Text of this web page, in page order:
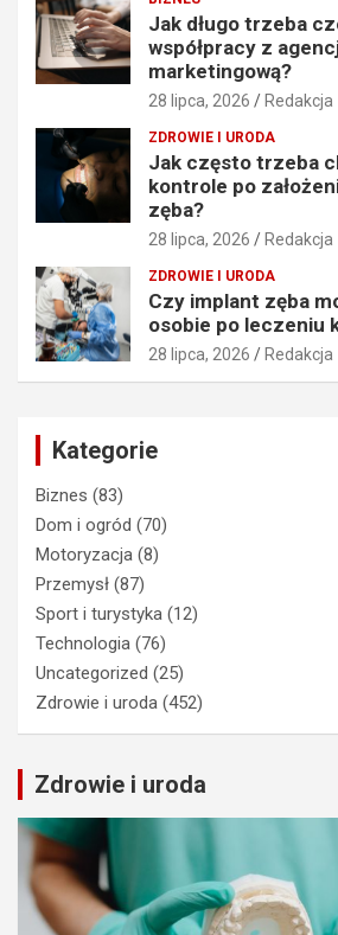
Jak długo trzeba
współpracy z
marketingową?
28 lipca, 2026 Redakcja
ZDROWIE I URODA
Jak często trzeba
kontrole po
zęba?
28 lipca, 2026 Redakcja
ZDROWIE I URODA
Czy implant zęba
osobie po leczeniu
28 lipca, 2026 Redakcja
Kategorie
Biznes (83)
Dom i ogród (70)
Motoryzacja (8)
Przemysł (87)
Sport i turystyka (12)
Technologia (76)
Uncategorized (25)
Zdrowie i uroda (452)
Zdrowie i uroda